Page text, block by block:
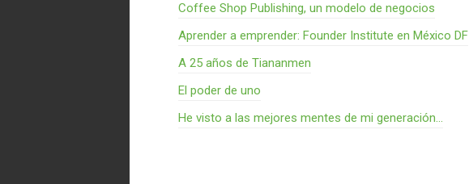
Coffee Shop Publishing, un modelo de negocios
Aprender a emprender: Founder Institute en México DF
A 25 años de Tiananmen
El poder de uno
He visto a las mejores mentes de mi generación…